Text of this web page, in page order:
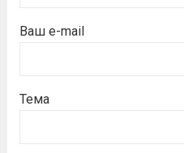
Ваш e-mail
Тема